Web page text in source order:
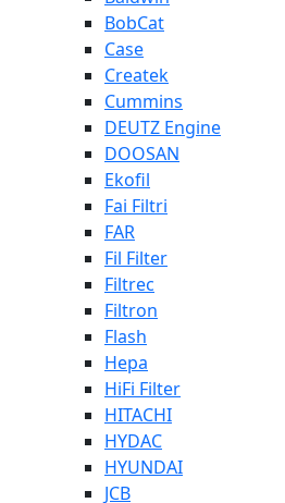
BobCat
Case
Createk
Cummins
DEUTZ Engine
DOOSAN
Ekofil
Fai Filtri
FAR
Fil Filter
Filtrec
Filtron
Flash
Hepa
HiFi Filter
HITACHI
HYDAC
HYUNDAI
JCB